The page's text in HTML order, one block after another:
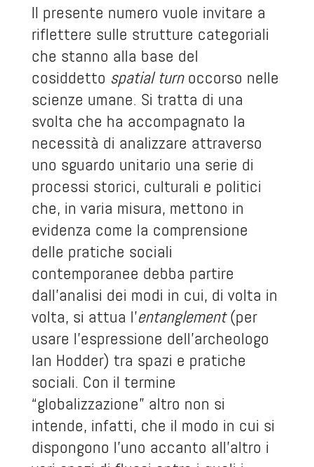
Il presente numero vuole invitare a
riflettere sulle strutture categoriali
che stanno alla base del
cosiddetto spatial turnoccorso nelle
scienze umane. Si tratta di una
svolta che ha accompagnato la
necessità di analizzare attraverso
uno sguardo unitario una serie di
processi storici, culturali e politici
che, in varia misura, mettono in
evidenza come la comprensione
delle pratiche sociali
contemporanee debba partire
dall’analisi dei modi in cui, di volta in
volta, si attua l’entanglement(per
usare l’espressione dell’archeologo
Ian Hodder) tra spazi e pratiche
sociali. Con il termine
“globalizzazione” altro non si
intende, infatti, che il modo in cui si
dispongono l’uno accanto all’altro i